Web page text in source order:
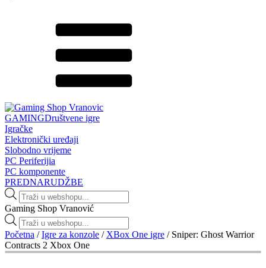
GAMINGDruštvene igre
Igračke
Elektronički uređaji
Slobodno vrijeme
PC Periferijia
PC komponente
PREDNARUDŽBE
Products
search
Gaming Shop Vranović
Products
search
Početna /Igre za konzole / XBox One igre / Sniper: Ghost Warrior
Contracts 2 Xbox One